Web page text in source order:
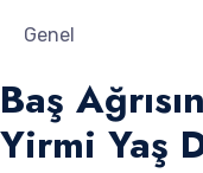
Genel
Baş
Yirmi Yaş